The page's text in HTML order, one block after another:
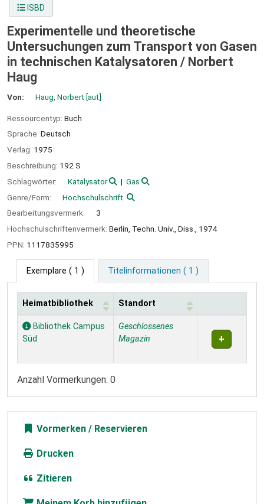
ISBD
Experimentelle und theoretische
Untersuchungen zum Transport von Gasen
in technischen Katalysatoren / Norbert
Haug
Von: Haug, Norbert[aut]
Ressourcentyp: Buch
Sprache: Deutsch
Verlag: 1975
Beschreibung: 192 S
Schlagwörter:
Katalysator
Gas
Genre/Form:
Hochschulschrift
Bearbeitungsvermerk:
3
Hochschulschriftenvermerk: Berlin, Techn. Univ., Diss., 1974
PPN: 1117835995
Exemplare ( 1 ) Titelinformationen ( 1 )
Exemplare
Heimatbibliothek Standort
Bibliothek Campus
Süd
Geschlossenes
Magazin
Anzahl Vormerkungen: 0
Vormerken
Drucken
Zitieren